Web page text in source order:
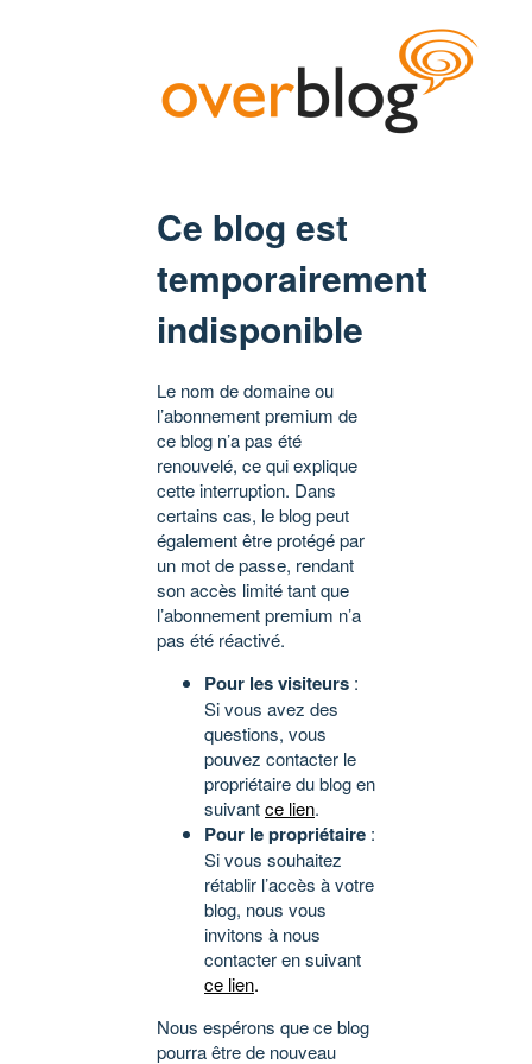
Ce blog est
temporairement
indisponible
Le nom de domaine ou
l’abonnement premium de
ce blog n’a pas été
renouvelé, ce qui explique
cette interruption. Dans
certains cas, le blog peut
également être protégé par
un mot de passe, rendant
son accès limité tant que
l’abonnement premium n’a
pas été réactivé.
Pour les visiteurs :
Si vous avez des
questions, vous
pouvez contacter le
propriétaire du blog en
suivantce lien.
Pour le propriétaire :
Si vous souhaitez
rétablir l’accès à votre
blog, nous vous
invitons à nous
contacter en suivant
ce lien.
Nous espérons que ce blog
pourra être de nouveau